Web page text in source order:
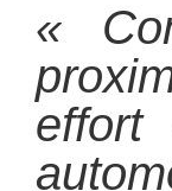
«
effort